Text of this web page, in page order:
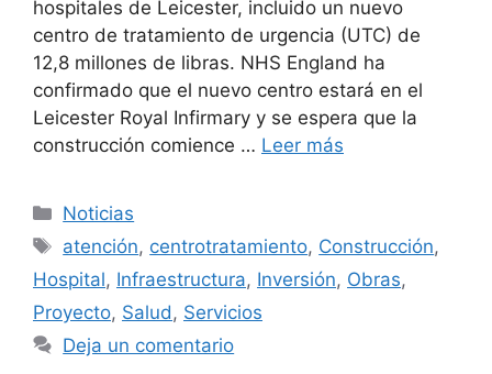
hospitales de Leicester, incluido un nuevo
centro de tratamiento de urgencia (UTC) de
12,8 millones de libras. NHS England ha
confirmado que el nuevo centro estará en el
Leicester Royal Infirmary y se espera que la
construcción comience … Leer más
Categorías
Noticias
Etiquetas
atención, centrotratamiento, Construcción,
Hospital, Infraestructura, Inversión, Obras,
Proyecto, Salud , Servicios
Deja un comentario